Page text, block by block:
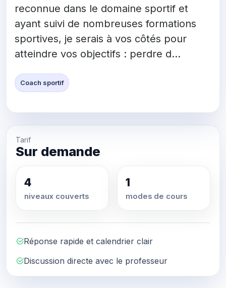
reconnue dans le domaine sportif et
ayant suivi de nombreuses formations
sportives, je serais à vos côtés pour
atteindre vos objectifs : perdre d...
Coach sportif
Tarif
Sur demande
4
niveaux couverts
1
modes de cours
Réponse rapide et calendrier clair
Discussion directe avec le professeur